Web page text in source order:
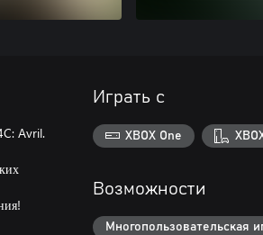
Avril.
Играть с
XBOX One
Возможности
Многопользовательская